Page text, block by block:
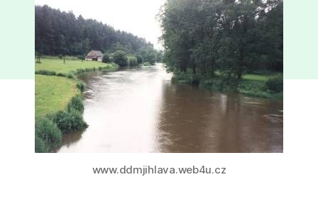
Turistická
základna
Smrčná
nad
Sázavou
www.ddmjihlava.web4u.cz